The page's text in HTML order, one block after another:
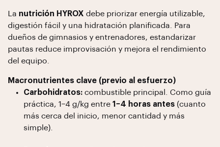
La nutrición HYROX debe priorizar energía utilizable,
digestión fácil y una hidratación planificada. Para
dueños de gimnasios y entrenadores, estandarizar
pautas reduce improvisación y mejora el rendimiento
del equipo.
Macronutrientes clave (previo al esfuerzo)
Carbohidratos: combustible principal. Como guía
práctica, 1–4 g/kg entre 1–4 horas antes (cuanto
más cerca del inicio, menor cantidad y más
simple).